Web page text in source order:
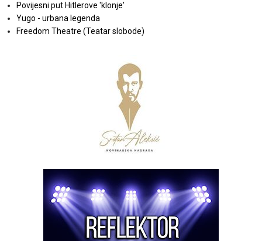
Povijesni put Hitlerove 'klonje'
Yugo - urbana legenda
Freedom Theatre (Teatar slobode)